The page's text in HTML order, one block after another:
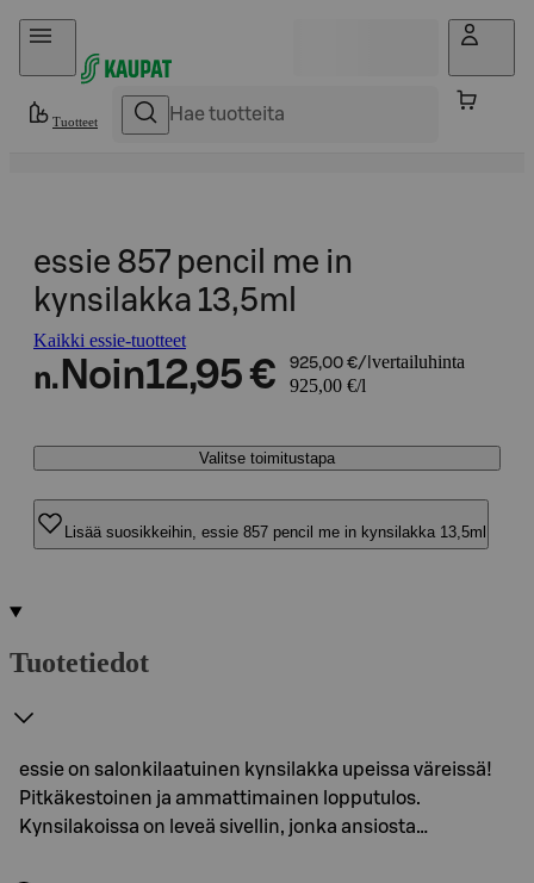
Hyppää sisältöön
Tuotteet
essie 857 pencil me in
kynsilakka 13,5ml
Kaikki essie-tuotteet
n. Noin12,95 € 925,00 €/l vertailuhinta
925,00 €/l
Valitse toimitustapa
Lisää suosikkeihin, essie 857 pencil me in kynsilakka 13,5ml
Tuotetiedot
essie on salonkilaatuinen kynsilakka upeissa väreissä!
Pitkäkestoinen ja ammattimainen lopputulos.
Kynsilakoissa on leveä sivellin, jonka ansiosta…